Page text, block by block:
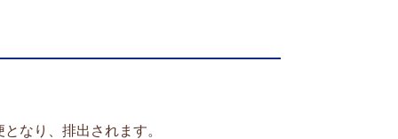
なり、排出されます。